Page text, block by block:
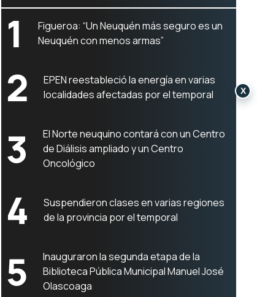
1
Figueroa: “Un Neuquén más seguro es un
Neuquén con menos armas”
2
EPEN reestableció la energía en varias
localidades afectadas por el temporal
3
El Norte neuquino contará con un Centro
de Diálisis ampliado y un Centro
Oncológico
4
Suspendieron clases en varias regiones
de la provincia por el temporal
5
Inauguraron la segunda etapa de la
Biblioteca Pública Municipal Manuel José
Olascoaga
X